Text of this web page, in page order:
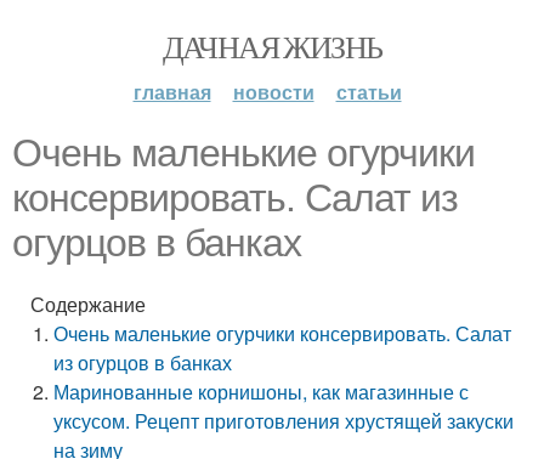
ДАЧНАЯ ЖИЗНЬ
главная новости статьи
Очень маленькие огурчики
консервировать. Салат из
огурцов в банках
Содержание
Очень маленькие огурчики консервировать. Салат
из огурцов в банках
Маринованные корнишоны, как магазинные с
уксусом. Рецепт приготовления хрустящей закуски
на зиму